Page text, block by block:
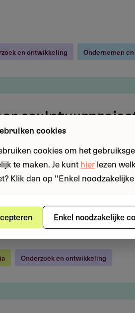
en ontwikkeling Ondernemen
realiseren, van
subsidie biedt tot £ 20.000
Onderzoek en ontwikkeling
cookies
cookies om het
te maken. Je kunt hier lezen
Klik dan op ''Enkel
Enkel noodzakelijke